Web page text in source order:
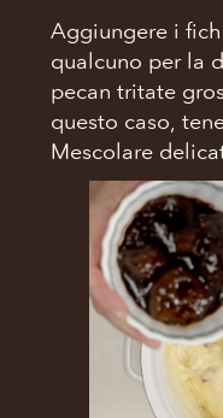
Aggiungere i
qualcuno per la
pecan tritate
questo caso,
Mescolare